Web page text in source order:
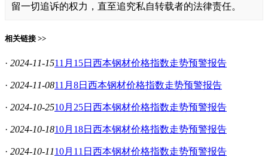
留一切追诉的权力，直至追究私自转载者的法律责任。
相关链接 >>
· 2024-11-1511月15日西本钢材价格指数走势预警报告
· 2024-11-0811月8日西本钢材价格指数走势预警报告
· 2024-10-2510月25日西本钢材价格指数走势预警报告
· 2024-10-1810月18日西本钢材价格指数走势预警报告
· 2024-10-1110月11日西本钢材价格指数走势预警报告